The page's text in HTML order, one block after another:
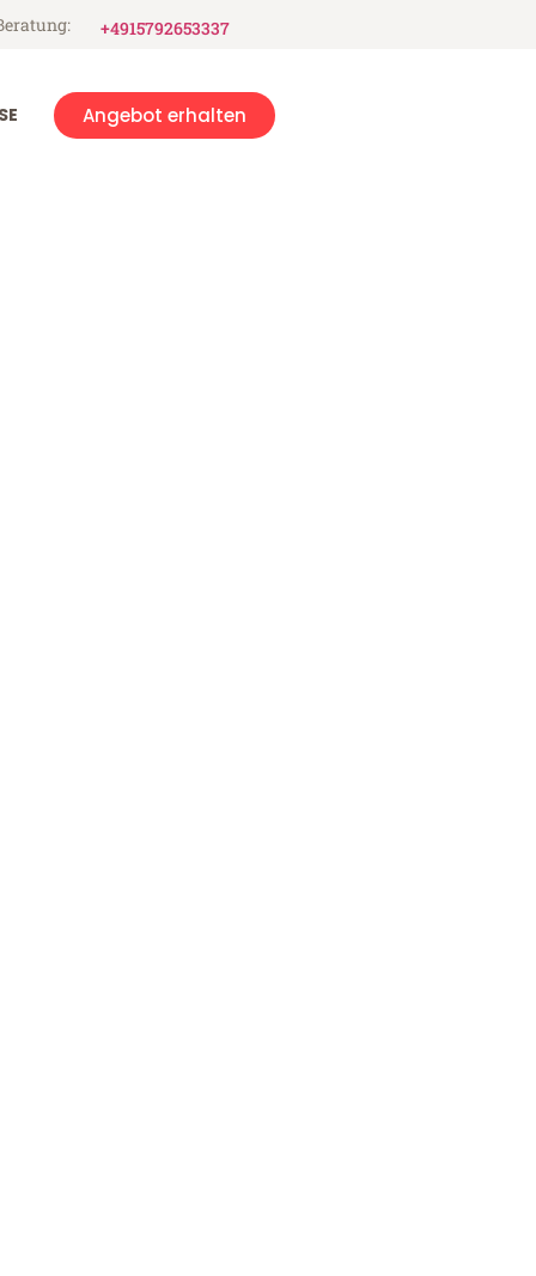
+4915792653337
Angebot erhalten